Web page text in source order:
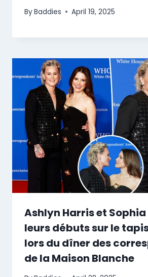
ByBaddies April 19, 2025
Ashlyn Harris et
leurs débuts sur le
lors du dîner des
de la Maison Blanche